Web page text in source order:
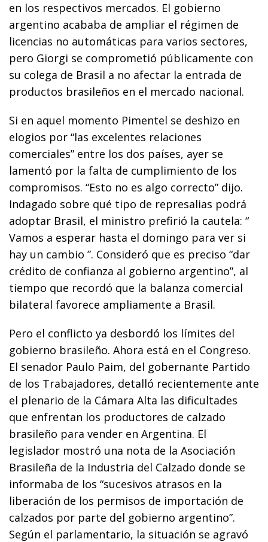
en los respectivos mercados. El gobierno
argentino acababa de ampliar el régimen de
licencias no automáticas para varios sectores,
pero Giorgi se comprometió públicamente con
su colega de Brasil a no afectar la entrada de
productos brasileños en el mercado nacional.
Si en aquel momento Pimentel se deshizo en
elogios por “las excelentes relaciones
comerciales” entre los dos países, ayer se
lamentó por la falta de cumplimiento de los
compromisos. “Esto no es algo correcto” dijo.
Indagado sobre qué tipo de represalias podrá
adoptar Brasil, el ministro prefirió la cautela: “
Vamos a esperar hasta el domingo para ver si
hay un cambio ”. Consideró que es preciso “dar
crédito de confianza al gobierno argentino”, al
tiempo que recordó que la balanza comercial
bilateral favorece ampliamente a Brasil.
Pero el conflicto ya desbordó los límites del
gobierno brasileño. Ahora está en el Congreso.
El senador Paulo Paim, del gobernante Partido
de los Trabajadores, detalló recientemente ante
el plenario de la Cámara Alta las dificultades
que enfrentan los productores de calzado
brasileño para vender en Argentina. El
legislador mostró una nota de la Asociación
Brasileña de la Industria del Calzado donde se
informaba de los “sucesivos atrasos en la
liberación de los permisos de importación de
calzados por parte del gobierno argentino”.
Según el parlamentario, la situación se agravó